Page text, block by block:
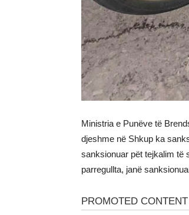
Ministria e Punëve të
djeshme në Shkup ka
sanksionuar pët tejkalim të
parregullta, janë